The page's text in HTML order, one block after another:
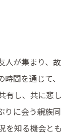
人が集まり、故
間を通じて、
有し、共に悲し
りに会う親族同
を知る機会とも